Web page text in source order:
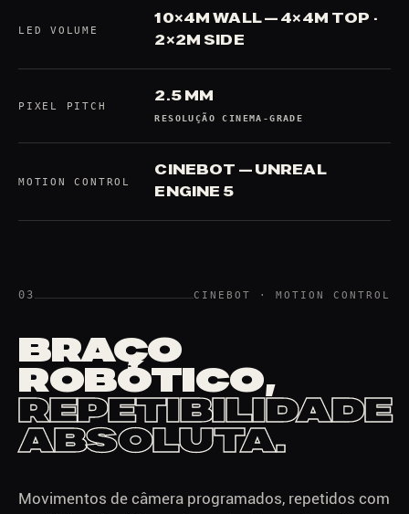
LED VOLUME
10×4M WALL — 4×4M TOP ·
2×2M SIDE
PIXEL PITCH
2.5 MM
RESOLUÇÃO CINEMA-GRADE
MOTION CONTROL
CINEBOT — UNREAL
ENGINE 5
03 CINEBOT · MOTION CONTROL
BRAÇO
ROBÓTICO,
REPETIBILIDADE
ABSOLUTA.
Movimentos de câmera programados, repetidos com